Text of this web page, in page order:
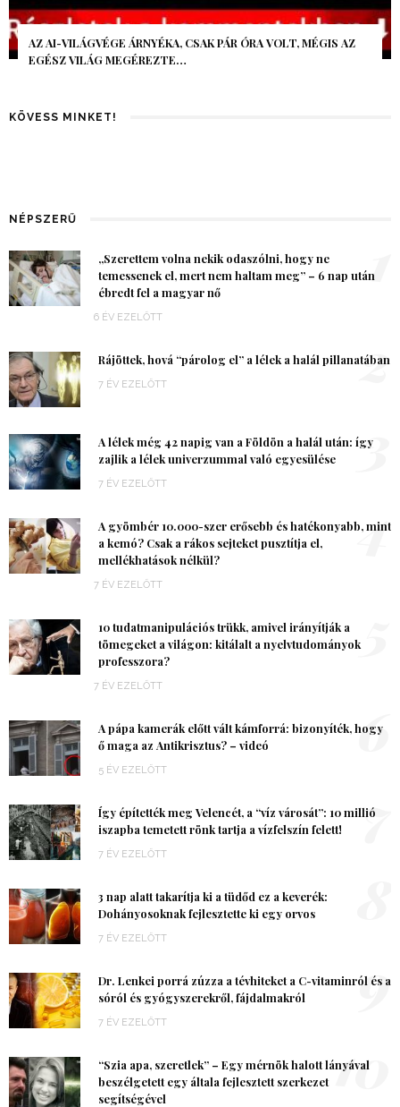
AZ AI-VILÁGVÉGE ÁRNYÉKA, CSAK PÁR ÓRA VOLT, MÉGIS AZ
EGÉSZ VILÁG MEGÉREZTE…
KÖVESS MINKET!
NÉPSZERŰ
„Szerettem volna nekik odaszólni, hogy ne
temessenek el, mert nem haltam meg” – 6 nap után
ébredt fel a magyar nő
6 ÉV EZELŐTT
1
Rájöttek, hová “párolog el” a lélek a halál pillanatában
7 ÉV EZELŐTT 2
A lélek még 42 napig van a Földön a halál után: így
zajlik a lélek univerzummal való egyesülése
7 ÉV EZELŐTT
3
A gyömbér 10.000-szer erősebb és hatékonyabb, mint
a kemó? Csak a rákos sejteket pusztítja el,
mellékhatások nélkül?
7 ÉV EZELŐTT
4
10 tudatmanipulációs trükk, amivel irányítják a
tömegeket a világon: kitálalt a nyelvtudományok
professzora?
7 ÉV EZELŐTT
A pápa kamerák előtt vált kámforrá: bizonyíték, hogy
ő maga az Antikrisztus? – videó
5 ÉV EZELŐTT
6
Így építették meg Velencét, a “víz városát”: 10 millió
iszapba temetett rönk tartja a vízfelszín felett!
7 ÉV EZELŐTT
7
3 nap alatt takarítja ki a tüdőd ez a keverék:
Dohányosoknak fejlesztette ki egy orvos
7 ÉV EZELŐTT
Dr. Lenkei porrá zúzza a tévhiteket a C-vitaminról és a
sóról és gyógyszerekről, fájdalmakról
7 ÉV EZELŐTT
9
“Szia apa, szeretlek” – Egy mérnök halott lányával
beszélgetett egy általa fejlesztett szerkezet
segítségével
10